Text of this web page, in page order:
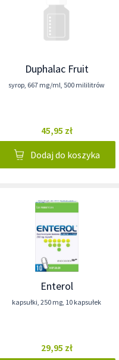
Duphalac Fruit
syrop, 667 mg/ml, 500 mililitrów
45,95 zł
Dodaj do koszyka
Enterol
kapsułki, 250 mg, 10 kapsułek
29,95 zł